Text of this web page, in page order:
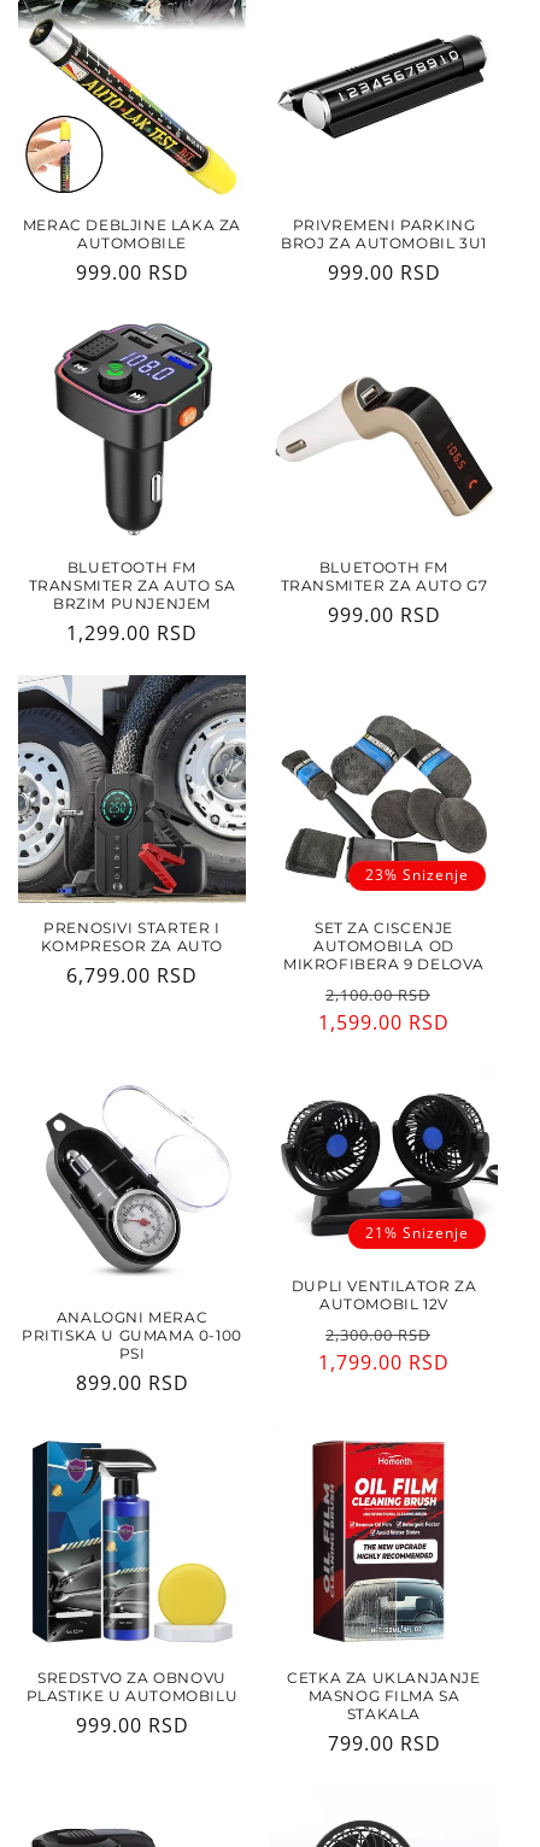
MERAC DEBLJINE LAKA ZA
AUTOMOBILE
Regularna
999.00 RSD
PRIVREMENI PARKING
BROJ ZA AUTOMOBIL 3U1
Regularna
999.00 RSD
BLUETOOTH FM
TRANSMITER ZA AUTO SA
BRZIM PUNJENJEM
Regularna
1,299.00 RSD
BLUETOOTH FM
TRANSMITER ZA AUTO G7
Regularna
999.00 RSD
PRENOSIVI STARTER I
KOMPRESOR ZA AUTO
Regularna
6,799.00 RSD
23% Snizenje
SET ZA CISCENJE
AUTOMOBILA OD
MIKROFIBERA 9 DELOVA
Regularna
cena
2,100.00 RSD
sa
1,599.00 RSD
ANALOGNI MERAC
PRITISKA U GUMAMA 0-100
PSI
Regularna
899.00 RSD
21% Snizenje
DUPLI VENTILATOR ZA
AUTOMOBIL 12V
Regularna
cena
2,300.00 RSD
sa
1,799.00 RSD
SREDSTVO ZA OBNOVU
PLASTIKE U AUTOMOBILU
Regularna
999.00 RSD
CETKA ZA UKLANJANJE
MASNOG FILMA SA
STAKALA
Regularna
799.00 RSD